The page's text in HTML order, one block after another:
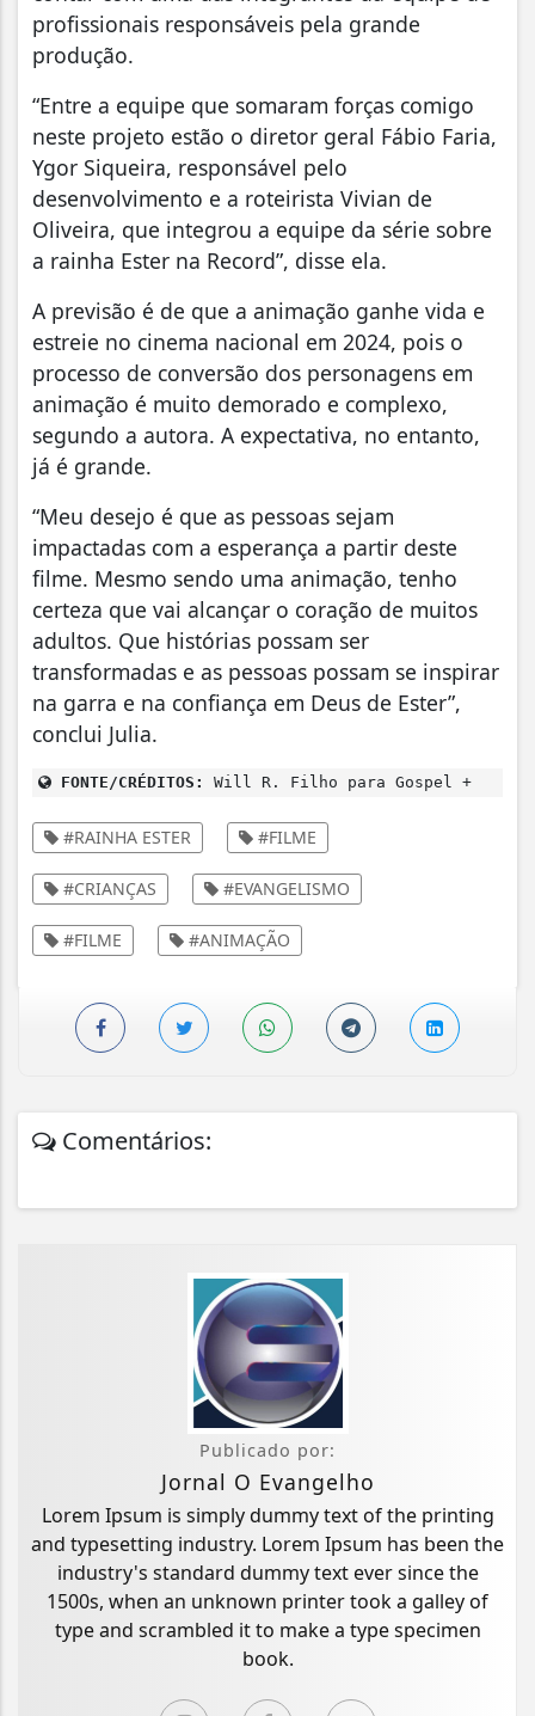
profissionais responsáveis pela grande
produção.
“Entre a equipe que somaram forças comigo
neste projeto estão o diretor geral Fábio Faria,
Ygor Siqueira, responsável pelo
desenvolvimento e a roteirista Vivian de
Oliveira, que integrou a equipe da série sobre
a rainha Ester na Record”, disse ela.
A previsão é de que a animação ganhe vida e
estreie no cinema nacional em 2024, pois o
processo de conversão dos personagens em
animação é muito demorado e complexo,
segundo a autora. A expectativa, no entanto,
já é grande.
“Meu desejo é que as pessoas sejam
impactadas com a esperança a partir deste
filme. Mesmo sendo uma animação, tenho
certeza que vai alcançar o coração de muitos
adultos. Que histórias possam ser
transformadas e as pessoas possam se inspirar
na garra e na confiança em Deus de Ester”,
conclui Julia.
FONTE/CRÉDITOS: Will R. Filho para Gospel +
#RAINHA ESTER #FILME
#CRIANÇAS #EVANGELISMO
#FILME #ANIMAÇÃO
Comentários:
Publicado por:
Jornal O Evangelho
Lorem Ipsum is simply dummy text of the printing
and typesetting industry. Lorem Ipsum has been the
industry's standard dummy text ever since the
1500s, when an unknown printer took a galley of
type and scrambled it to make a type specimen
book.